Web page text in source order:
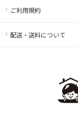
ご利用規約
配送・送料について